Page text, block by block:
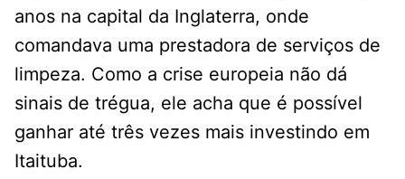
anos na capital da Inglaterra, onde
comandava uma prestadora de serviços de
limpeza. Como a crise europeia não dá
sinais de trégua, ele acha que é possível
ganhar até três vezes mais investindo em
Itaituba.